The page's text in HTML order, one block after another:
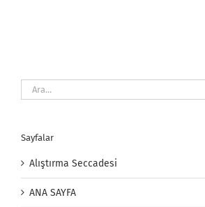
Ara:
Sayfalar
Alıştırma Seccadesi
ANA SAYFA